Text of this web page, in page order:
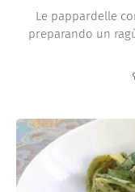
Le pappardelle
preparando un